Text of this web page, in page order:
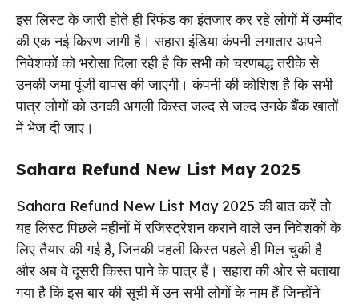
इस लिस्ट के जारी होते ही रिफंड का इंतजार कर रहे लोगों में उम्मीद
की एक नई किरण जागी है। सहारा इंडिया कंपनी लगातार अपने
निवेशकों को भरोसा दिला रही है कि सभी को चरणबद्ध तरीके से
उनकी जमा पूंजी वापस की जाएगी। कंपनी की कोशिश है कि सभी
पात्र लोगों को उनकी अगली किस्त जल्द से जल्द उनके बैंक खातों
में भेज दी जाए।
Sahara Refund New List May 2025
Sahara Refund New List May 2025 की बात करें तो
यह लिस्ट पिछले महीनों में रजिस्ट्रेशन कराने वाले उन निवेशकों के
लिए तैयार की गई है, जिनकी पहली किस्त पहले ही मिल चुकी है
और अब वे दूसरी किस्त पाने के पात्र हैं। सहारा की ओर से बताया
गया है कि इस बार की सूची में उन सभी लोगों के नाम हैं जिन्होंने